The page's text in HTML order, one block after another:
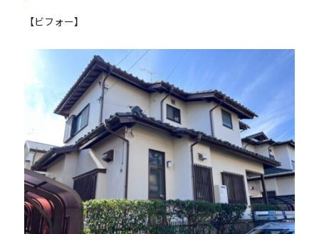
【ビフォー】